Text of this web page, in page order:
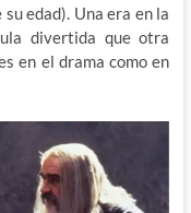
edad). Una era en la
divertida que otra
en el drama como en